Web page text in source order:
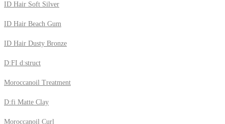
ID Hair Soft Silver
ID Hair Beach Gum
ID Hair Dusty Bronze
D:FI d:struct
Moroccanoil Treatment
D:fi Matte Clay
Moroccanoil Curl